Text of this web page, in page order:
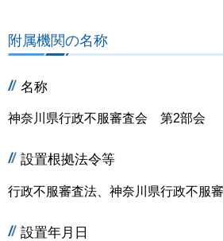
附属機関の名称
名称
神奈川県行政不服審査会 第2部会
設置根拠法令等
行政不服審査法、神奈川県行政不服
設置年月日